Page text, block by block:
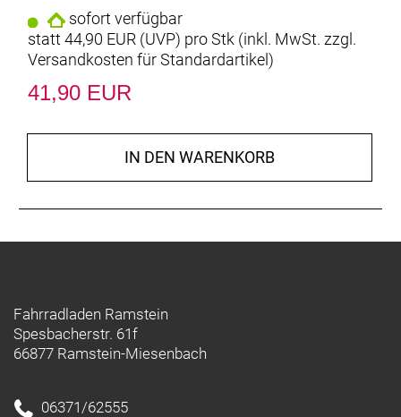
sofort verfügbar
statt 44,90 EUR (UVP) pro Stk (inkl. MwSt. zzgl.
Versandkosten für Standardartikel)
41,90 EUR
IN DEN WARENKORB
Fahrradladen Ramstein
Spesbacherstr. 61f
66877 Ramstein-Miesenbach
06371/62555